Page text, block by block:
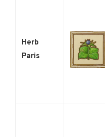
Herb
Paris